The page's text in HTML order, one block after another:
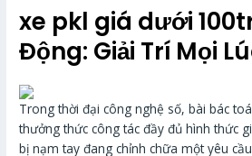
xe pkl giá dưới
Động: Giải Trí Mọi
Trong thời đại công nghệ số, bài bác
thưởng thức công tác đầy đủ hình thức
bị nạm tay đang chỉnh chữa một yêu